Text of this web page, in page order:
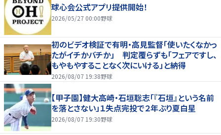
球心会公式アプリ提供開始！
2026/05/27 00:00野球
初のビデオ検証で有明・高見監督「使いたくなかっ
たがイチかバチか」 判定覆らずも「フェアですし、
もやもやすることなく次にいける」と納得
2026/08/07 19:38野球
【甲子園】健大高崎・石垣聡志「『石垣』という名前
を落とさない」１失点完投で２年ぶり夏白星
2026/08/07 19:30野球